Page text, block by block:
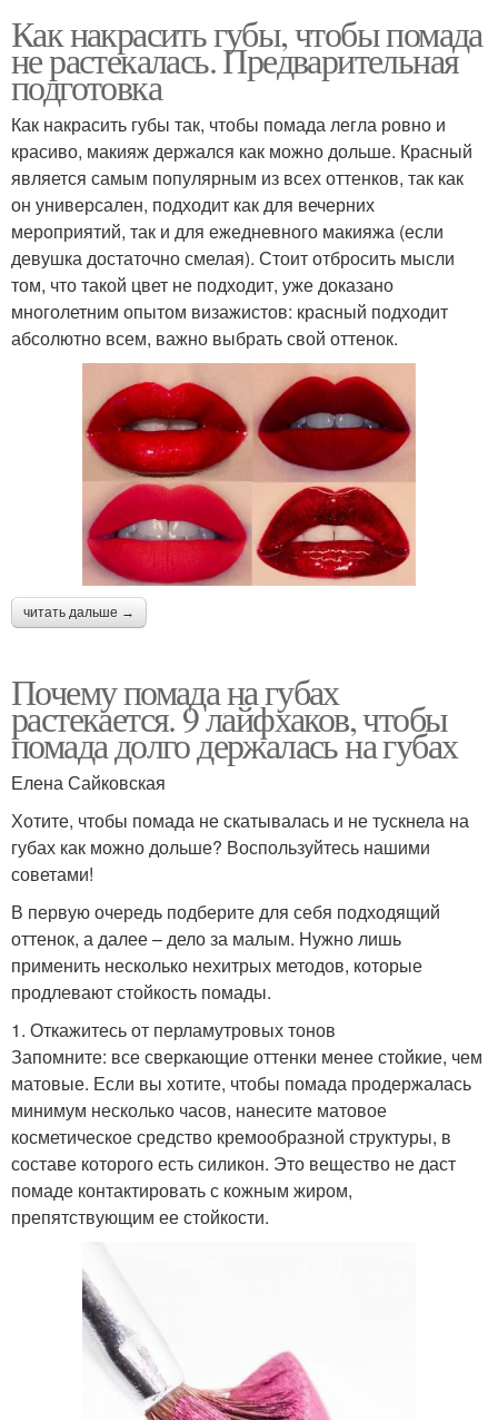
Как накрасить губы, чтобы помада
не растекалась. Предварительная
подготовка
Как накрасить губы так, чтобы помада легла ровно и
красиво, макияж держался как можно дольше. Красный
является самым популярным из всех оттенков, так как
он универсален, подходит как для вечерних
мероприятий, так и для ежедневного макияжа (если
девушка достаточно смелая). Стоит отбросить мысли
том, что такой цвет не подходит, уже доказано
многолетним опытом визажистов: красный подходит
абсолютно всем, важно выбрать свой оттенок.
читать дальше →
Почему помада на губах
растекается. 9 лайфхаков, чтобы
помада долго держалась на губах
Елена Сайковская
Хотите, чтобы помада не скатывалась и не тускнела на
губах как можно дольше? Воспользуйтесь нашими
советами!
В первую очередь подберите для себя подходящий
оттенок, а далее – дело за малым. Нужно лишь
применить несколько нехитрых методов, которые
продлевают стойкость помады.
1. Откажитесь от перламутровых тонов
Запомните: все сверкающие оттенки менее стойкие, чем
матовые. Если вы хотите, чтобы помада продержалась
минимум несколько часов, нанесите матовое
косметическое средство кремообразной структуры, в
составе которого есть силикон. Это вещество не даст
помаде контактировать с кожным жиром,
препятствующим ее стойкости.